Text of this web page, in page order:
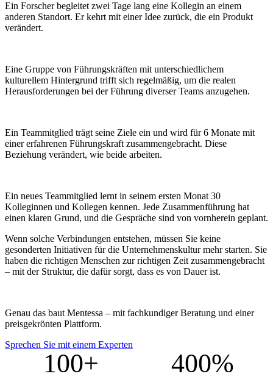
Ein Forscher begleitet zwei Tage lang eine Kollegin an einem
anderen Standort. Er kehrt mit einer Idee zurück, die ein Produkt
verändert.
Eine Gruppe von Führungskräften mit unterschiedlichem
kulturellem Hintergrund trifft sich regelmäßig, um die realen
Herausforderungen bei der Führung diverser Teams anzugehen.
Ein Teammitglied trägt seine Ziele ein und wird für 6 Monate mit
einer erfahrenen Führungskraft zusammengebracht. Diese
Beziehung verändert, wie beide arbeiten.
Ein neues Teammitglied lernt in seinem ersten Monat 30
Kolleginnen und Kollegen kennen. Jede Zusammenführung hat
einen klaren Grund, und die Gespräche sind von vornherein geplant.
Wenn solche Verbindungen entstehen, müssen Sie keine
gesonderten Initiativen für die Unternehmenskultur mehr starten. Sie
haben die richtigen Menschen zur richtigen Zeit zusammengebracht
– mit der Struktur, die dafür sorgt, dass es von Dauer ist.
Genau das baut Mentessa – mit fachkundiger Beratung und einer
preisgekrönten Plattform.
Sprechen Sie mit einem Experten
100+ 400%